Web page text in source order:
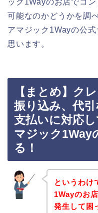
可能なのかどうかを調
アマジック1Wayの公
思います。
【まとめ】ク
振り込み、代
支払いに対応
マジック1Way
る！
というわけ
1Wayのお
発生して困